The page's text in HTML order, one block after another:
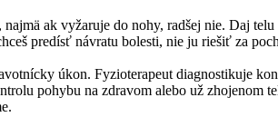
najmä ak vyžaruje do nohy, radšej nie. Daj
predísť návratu bolesti, nie ju riešiť za
úkon. Fyzioterapeut diagnostikuje
pohybu na zdravom alebo už zhojenom